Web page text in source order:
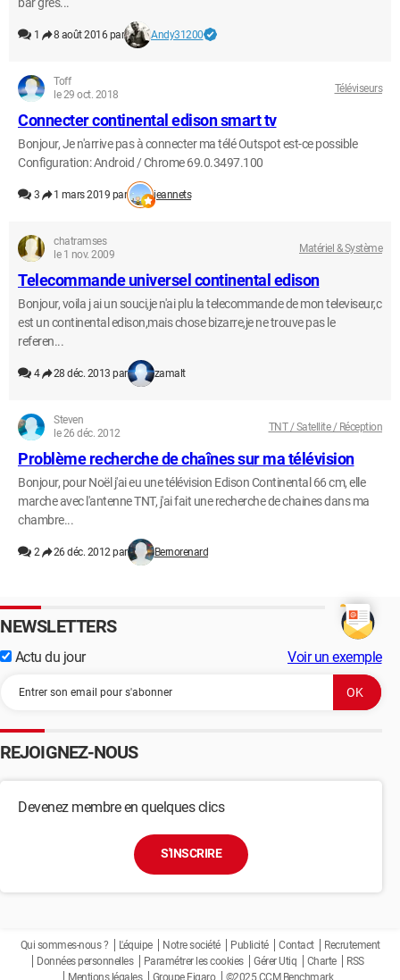
1 8 août 2016 par Andy31200
Toff
le 29 oct. 2018
Téléviseurs
Connecter continental edison smart tv
Bonjour, Je n'arrive pas à connecter ma télé Outspot est-ce possible
Configuration: Android / Chrome 69.0.3497.100
3 1 mars 2019 par jeannets
chatramses
le 1 nov. 2009
Matériel & Système
Telecommande universel continental edison
Bonjour, voila j ai un souci,je n'ai plu la telecommande de mon televiseur,c
est un continental edison,mais chose bizarre,je ne trouve pas le
referen...
4 28 déc. 2013 par zamalt
Steven
le 26 déc. 2012
TNT / Satellite / Réception
Problème recherche de chaînes sur ma télévision
Bonjour, pour Noël j'ai eu une télévision Edison Continental 66 cm, elle
marche avec l'antenne TNT, j'ai fait une recherche de chaines dans ma
chambre...
2 26 déc. 2012 par Bernorenard
NEWSLETTERS
Actu du jour Voir un exemple
REJOIGNEZ-NOUS
Devenez membre en quelques clics
S'INSCRIRE
Qui sommes-nous ? L'équipe Notre société Publicité Contact
Recrutement
Données personnelles
Paramétrer les cookies Gérer Utiq Charte
RSS
Mentions légales
Groupe Figaro ©2025 CCM Benchmark